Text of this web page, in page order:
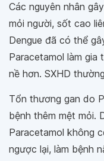
Các nguyên nhân
mỏi người, sốt cao
Dengue đã có thể
Paracetamol làm gia
nề hơn. SXHD
Tổn thương gan do
bệnh thêm mệt mỏi.
Paracetamol không
ngược lại, làm bệnh